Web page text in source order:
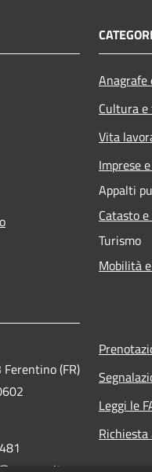
Cultura
Vita
Imprese
Appalti
Catasto
Turismo
Mobilità
(FR)
Leggi le